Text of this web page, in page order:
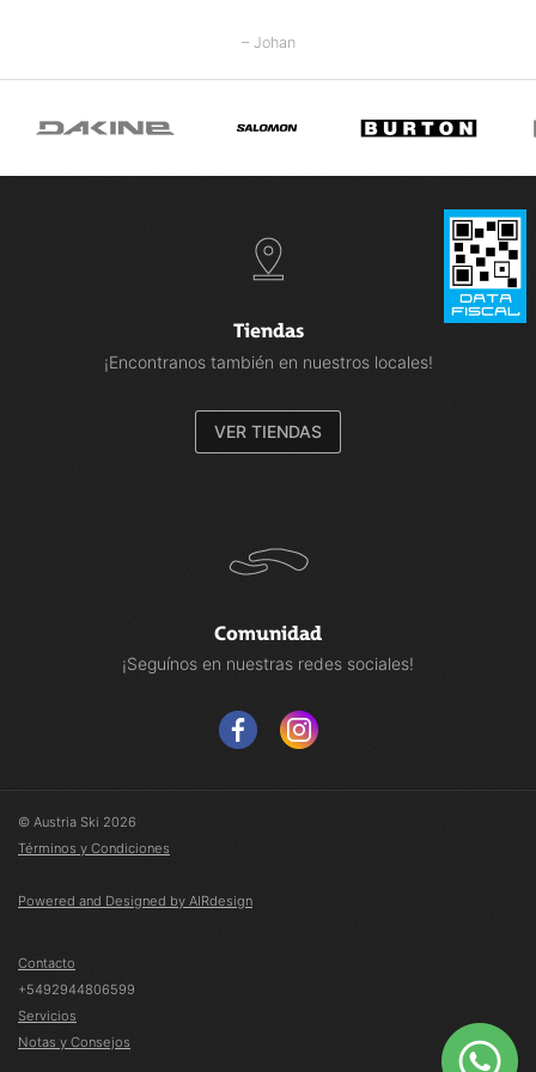
– Johan
Tiendas
¡Encontranos también en nuestros locales!
VER TIENDAS
Comunidad
¡Seguínos en nuestras redes sociales!
© Austria Ski 2026
Términos y Condiciones
Powered and Designed by AIRdesign
Contacto
+5492944806599
Servicios
Notas y Consejos